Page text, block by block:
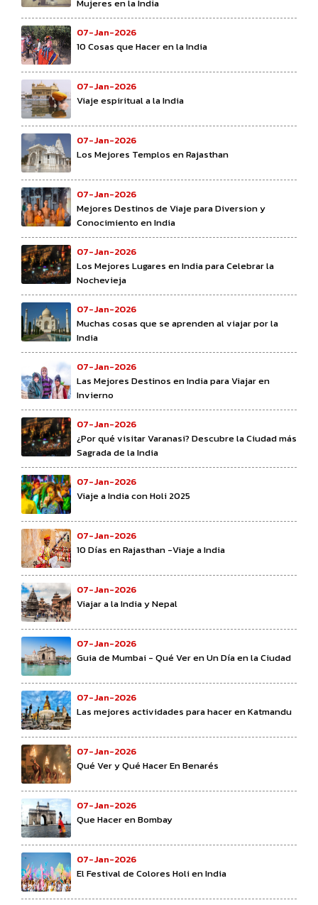
Mujeres en la India
07-Jan-2026
10 Cosas que Hacer en la India
07-Jan-2026
Viaje espiritual a la India
07-Jan-2026
Los Mejores Templos en Rajasthan
07-Jan-2026
Mejores Destinos de Viaje para Diversion y
Conocimiento en India
07-Jan-2026
Los Mejores Lugares en India para Celebrar la
Nochevieja
07-Jan-2026
Muchas cosas que se aprenden al viajar por la
India
07-Jan-2026
Las Mejores Destinos en India para Viajar en
Invierno
07-Jan-2026
¿Por qué visitar Varanasi? Descubre la Ciudad más
Sagrada de la India
07-Jan-2026
Viaje a India con Holi 2025
07-Jan-2026
10 Días en Rajasthan -Viaje a India
07-Jan-2026
Viajar a la India y Nepal
07-Jan-2026
Guia de Mumbai - Qué Ver en Un Día en la Ciudad
07-Jan-2026
Las mejores actividades para hacer en Katmandu
07-Jan-2026
Qué Ver y Qué Hacer En Benarés
07-Jan-2026
Que Hacer en Bombay
07-Jan-2026
El Festival de Colores Holi en India